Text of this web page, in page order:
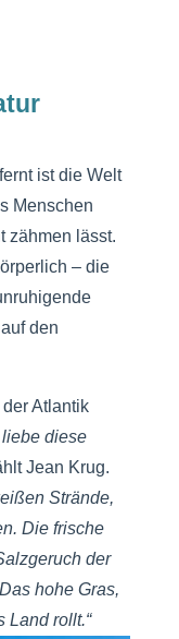
ist die Welt
Menschen
zähmen lässt.
– die
den
Atlantik
liebe diese
Jean Krug.
Strände,
Die frische
der
hohe Gras,
Land rollt.“